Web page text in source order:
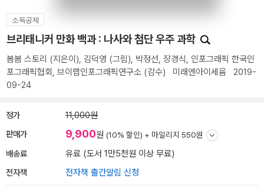
소득공제
브리태니커 만화 백과 : 나사와 첨단 우주 과학
봄봄 스토리 (지은이), 김덕영 (그림), 박정선, 장경식, 인포그래픽 한국인
포그래픽협회 , 브이랩인포그래픽연구소 (감수) 미래엔아이세움 2019-
09-24
정가 11,000원
판매가 9,900원 (10% 할인) + 마일리지 550원
배송료 유료 (도서 1만5천원 이상 무료)
전자책 전자책 출간알림 신청